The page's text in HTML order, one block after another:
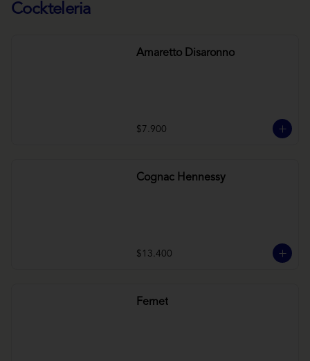
Cockteleria
Amaretto Disaronno
$7.900
Cognac Hennessy
$13.400
Fernet